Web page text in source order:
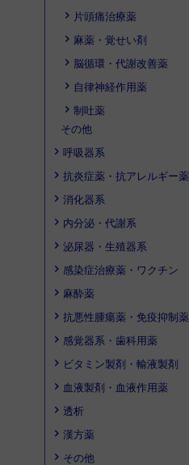
片頭痛治療薬
麻薬・覚せい剤
脳循環・代謝改善薬
自律神経作用薬
制吐薬
その他
呼吸器系
抗炎症薬・抗アレルギー薬
消化器系
内分泌・代謝系
泌尿器・生殖器系
感染症治療薬・ワクチン
麻酔薬
抗悪性腫瘍薬・免疫抑制薬
感覚器系・歯科用薬
ビタミン製剤・輸液製剤
血液製剤・血液作用薬
透析
漢方薬
その他